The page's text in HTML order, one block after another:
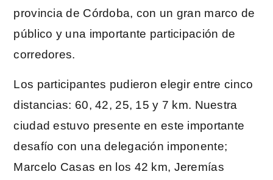
provincia de Córdoba, con un gran marco de
público y una importante participación de
corredores.
Los participantes pudieron elegir entre cinco
distancias: 60, 42, 25, 15 y 7 km. Nuestra
ciudad estuvo presente en este importante
desafío con una delegación imponente;
Marcelo Casas en los 42 km, Jeremías